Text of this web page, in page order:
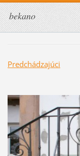
bekano
Predchádzajúci